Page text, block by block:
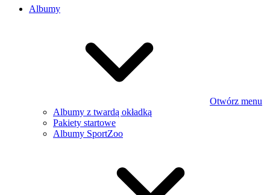
Albumy
Otwórz menu
Albumy z twardą okładką
Pakiety startowe
Albumy SportZoo